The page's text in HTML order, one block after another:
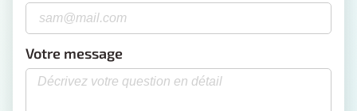
Votre message